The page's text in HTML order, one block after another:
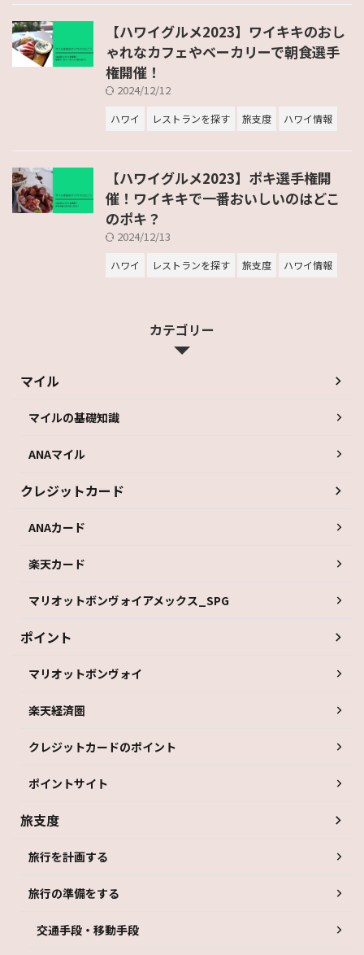
【ハワイグルメ2023】ワイキキのおし
ゃれなカフェやベーカリーで朝食選手
権開催！
2024/12/12
ハワイ レストランを探す 旅支度 ハワイ情報
【ハワイグルメ2023】ポキ選手権開
催！ワイキキで一番おいしいのはどこ
のポキ？
2024/12/13
ハワイ レストランを探す 旅支度 ハワイ情報
カテゴリー
マイル
マイルの基礎知識
ANAマイル
クレジットカード
ANAカード
楽天カード
マリオットボンヴォイアメックス_SPG
ポイント
マリオットボンヴォイ
楽天経済圏
クレジットカードのポイント
ポイントサイト
旅支度
旅行を計画する
旅行の準備をする
交通手段・移動手段